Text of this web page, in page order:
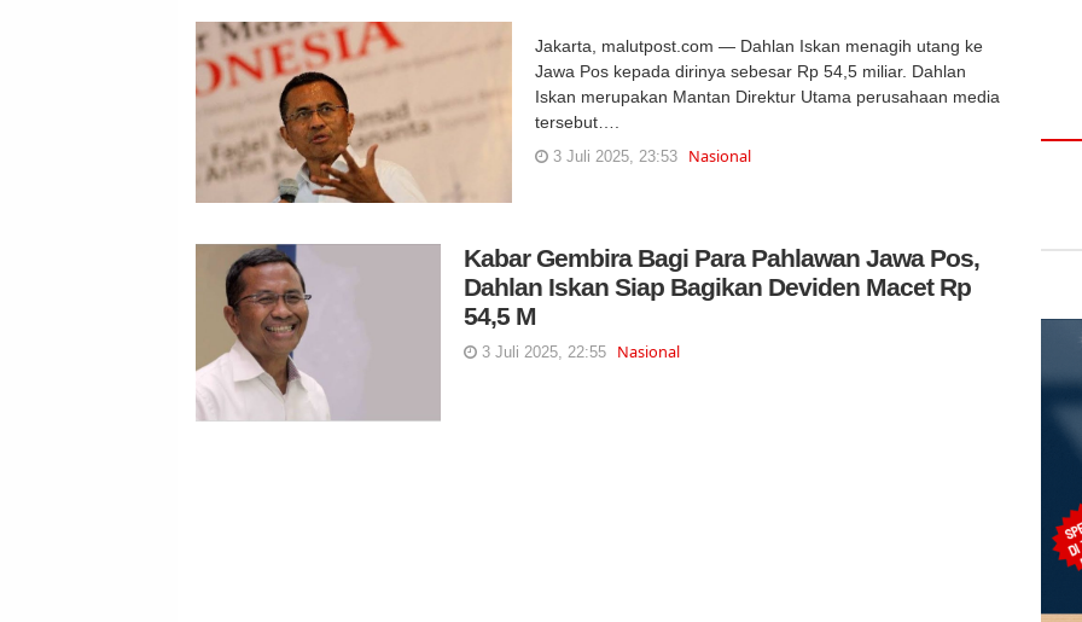
Jakarta, malutpost.com — Dahlan Iskan menagih utang ke
Jawa Pos kepada dirinya sebesar Rp 54,5 miliar. Dahlan
Iskan merupakan Mantan Direktur Utama perusahaan media
tersebut….
3 Juli 2025, 23:53 Nasional
Kabar Gembira Bagi Para Pahlawan Jawa Pos,
Dahlan Iskan Siap Bagikan Deviden Macet Rp
54,5 M
3 Juli 2025, 22:55 Nasional